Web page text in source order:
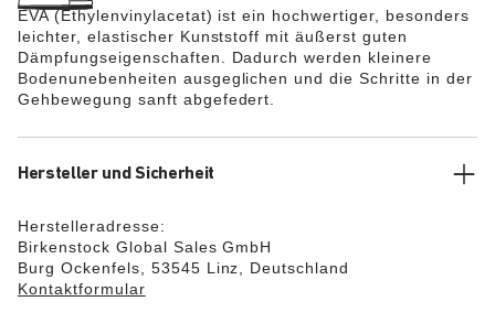
EVA (Ethylenvinylacetat) ist ein hochwertiger, besonders
leichter, elastischer Kunststoff mit äußerst guten
Dämpfungseigenschaften. Dadurch werden kleinere
Bodenunebenheiten ausgeglichen und die Schritte in der
Gehbewegung sanft abgefedert.
Hersteller und Sicherheit
Herstelleradresse:
Birkenstock Global Sales GmbH
Burg Ockenfels, 53545 Linz, Deutschland
Kontaktformular